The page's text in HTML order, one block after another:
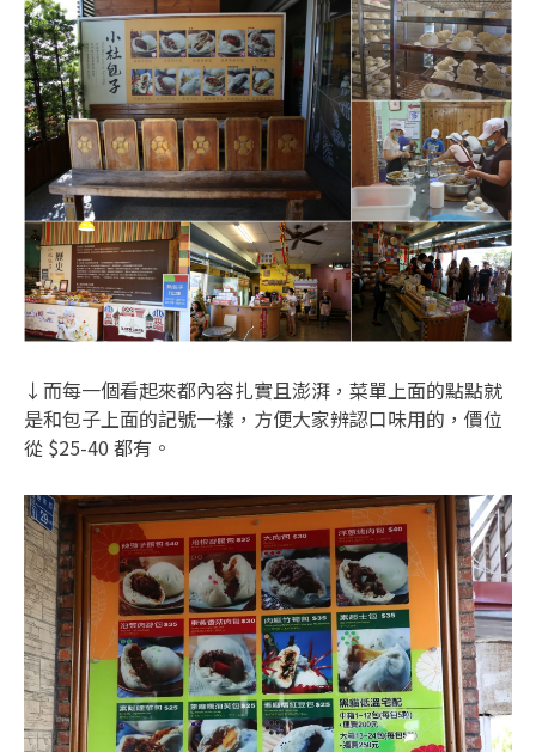
↓而每一個看起來都內容扎實且澎湃，菜單上面的點點就
是和包子上面的記號一樣，方便大家辨認口味用的，價位
從 $25-40 都有。